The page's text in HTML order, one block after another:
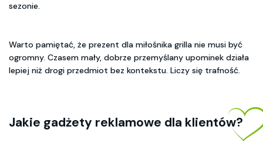
sezonie.
Warto pamiętać, że prezent dla miłośnika grilla nie musi być
ogromny. Czasem mały, dobrze przemyślany upominek działa
lepiej niż drogi przedmiot bez kontekstu. Liczy się trafność.
Jakie gadżety reklamowe dla klientów?